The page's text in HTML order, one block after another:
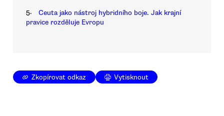
5.
Ceuta jako nástroj hybridního boje. Jak krajní
pravice rozděluje Evropu
Zkopírovat odkaz Vytisknout